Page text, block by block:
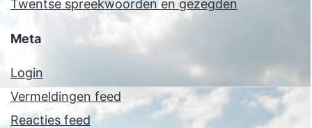
Twentse spreekwoorden en gezegden
Meta
Login
Vermeldingen feed
Reacties feed